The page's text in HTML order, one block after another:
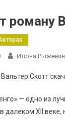
роману
Илона
— одно из
далеком XII